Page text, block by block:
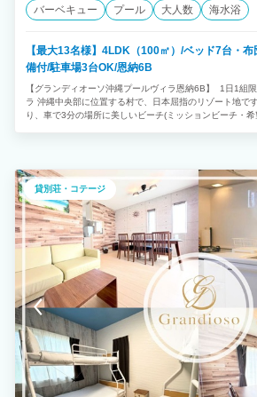
バーベキュー プール 大人数 海水浴
【最大13名様】4LDK（100㎡）/ベッド7台・
備付/駐車場3台OK/恩納6B
【グランディオーソ沖縄プールヴィラ恩納6B】 1日1組
ラ 沖縄中央部に位置する村で、日本屈指のリゾート地で
り、車で3分の場所に美しいビーチ(ミッションビーチ・
貸別荘・コテージ